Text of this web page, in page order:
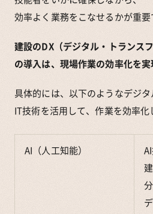
効率よく業務をこなせるかが重要
建設のDX（デジタル・トランス
の導入は、現場作業の効率化を実
具体的には、以下のようなデジタ
IT技術を活用して、作業を効率化
AI（人工知能）